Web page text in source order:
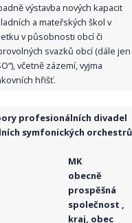
výstavba nových kapacit
a mateřských škol v
v působnosti obcí či
svazků obcí (dále jen
včetně zázemí, vyjma
hřišť.
profesionálních divadel
symfonických orchestrů
MK
obecně
prospěšná
společnost ,
kraj, obec